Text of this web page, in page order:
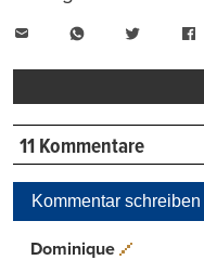
WhatsAppTwitter
11 Kommentare
Kommentar schreiben
Dominique